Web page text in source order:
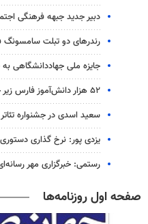
دبیر جدید جبهه فرهنگی
رندرهای دو تبلت
جایزه ملی جهاددانشگاهی
۵۲ هزار دانش‌آموز فارس زیر چتر طرح «حامی»
سعید اسدی در جشنواره
یزدی پور: نرخ‌ گذاری
رستمی: خبرگزاری مهر
صفحه اول روزنامه‌ها